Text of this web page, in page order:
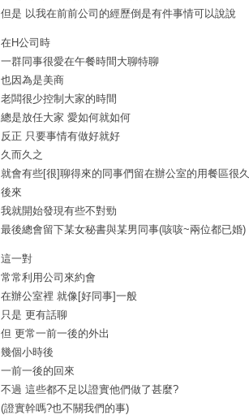
但是 以我在前前公司的經歷倒是有件事情可以說說
在H公司時
一群同事很愛在午餐時間大聊特聊
也因為是美商
老闆很少控制大家的時間
總是放任大家 愛如何就如何
反正 只要事情有做好就好
久而久之
就會有些[很]聊得來的同事們留在辦公室的用餐區很久
後來
我就開始發現有些不對勁
最後總會留下某女秘書與某男同事(咳咳~兩位都已婚)
這一對
常常利用公司來約會
在辦公室裡 就像[好同事]一般
只是 更有話聊
但 更常一前一後的外出
幾個小時後
一前一後的回來
不過 這些都不足以證實他們做了甚麼?
(證實幹嗎?也不關我們的事)